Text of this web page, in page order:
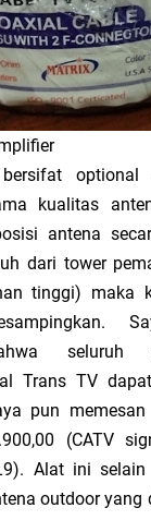
kualitas
antena
dari tower
tinggi) maka
seluruh
Trans TV
pun
(CATV
Alat ini
outdoor yang